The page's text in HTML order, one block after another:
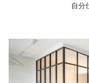
自分